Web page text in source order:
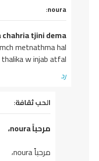
chahria tjini dema
mch metnathma hal
thalika w injab atfal
الحب ثقافة: